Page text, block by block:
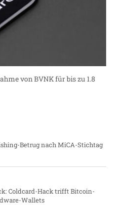
von BVNK für bis zu 1.8
Betrug nach MiCA-Stichtag
Coldcard-Hack trifft Bitcoin-
Wallets